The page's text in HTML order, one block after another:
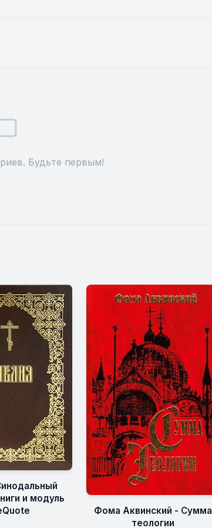
Будьте первым!
и модуль
Фома Аквинский - Сумма
теологии